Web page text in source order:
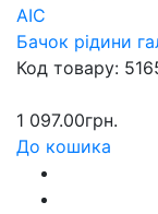
Бачок рідини
Код товару:
1 097.00грн.
До кошика